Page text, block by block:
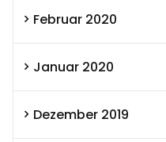
Februar 2020
Januar 2020
Dezember 2019